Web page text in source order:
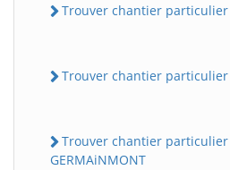
Trouver chantier particulier
Trouver chantier particulier
Trouver chantier particulier
GERMAiNMONT